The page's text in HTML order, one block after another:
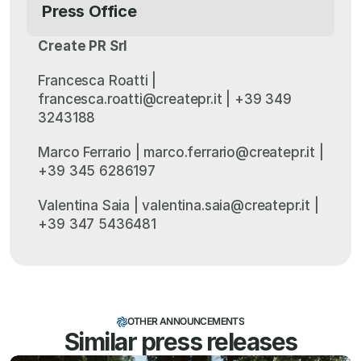
Press Office
Create PR Srl
Francesca Roatti |
francesca.roatti@createpr.it | +39 349
3243188
Marco Ferrario | marco.ferrario@createpr.it |
+39 345 6286197
Valentina Saia | valentina.saia@createpr.it |
+39 347 5436481
OTHER ANNOUNCEMENTS
Similar press releases